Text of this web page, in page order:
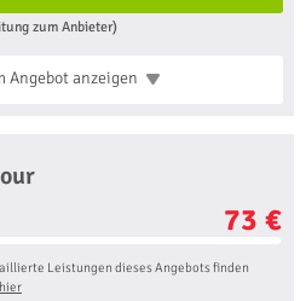
zum Anbieter)
Angebotanzeigen
73 €
Leistungen dieses Angebots finden
hier